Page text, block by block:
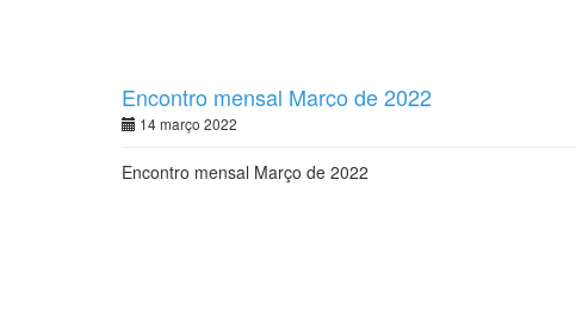
Encontro mensal Março de 2022
14 março 2022
Encontro mensal Março de 2022